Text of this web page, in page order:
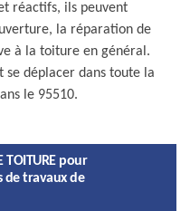
réactifs, ils peuvent
la réparation de
à la toiture en général.
se déplacer dans toute la
le 95510.
TOITURE pour
de travaux de